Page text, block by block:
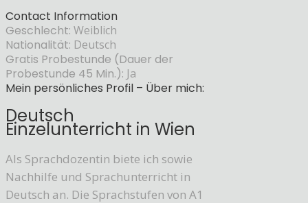
Contact Information
Geschlecht: Weiblich
Nationalität: Deutsch
Gratis Probestunde (Dauer der
Probestunde 45 Min.): Ja
Mein persönliches Profil – Über mich:
Deutsch
Einzelunterricht in Wien
Als Sprachdozentin biete ich sowie
Nachhilfe und Sprachunterricht in
Deutsch an. Die Sprachstufen von A1